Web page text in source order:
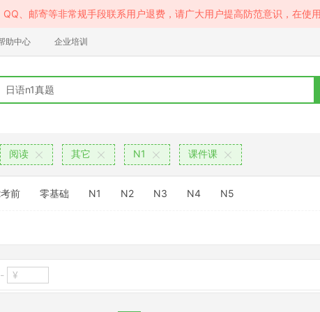
、邮寄等非常规手段联系用户退费，请广大用户提高防范意识，在使
助中心 企业培训
阅读 其它 N1 课件课
前 零基础 N1 N2 N3 N4 N5
-